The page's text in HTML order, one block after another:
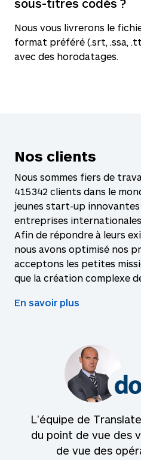
sous-titres codés ?
Nous vous livrerons le
format préféré (.srt, .ssa,
avec des horodatages.
L’équipe de
du point de vue des
de vue des
Nos clients
Nous sommes fiers de
415 342 clients dans le
jeunes start-up
entreprises
Afin de répondre à leurs
nous avons optimisé nos
acceptons les petites
que la création complexe
En savoir plus